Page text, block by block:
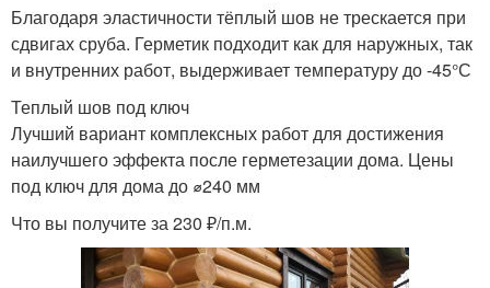
Благодаря эластичности тёплый шов не трескается при
сдвигах сруба. Герметик подходит как для наружных, так
и внутренних работ, выдерживает температуру до -45°С
Теплый шов под ключ
Лучший вариант комплексных работ для достижения
наилучшего эффекта после герметезации дома. Цены
под ключ для дома до ⌀240 мм
Что вы получите за 230 ₽/п.м.